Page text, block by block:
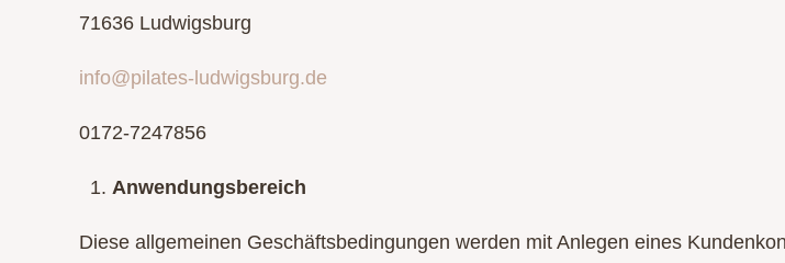
71636 Ludwigsburg
info@pilates-ludwigsburg.de
0172-7247856
Anwendungsbereich
Diese allgemeinen Geschäftsbedingungen werden mit Anlegen eines